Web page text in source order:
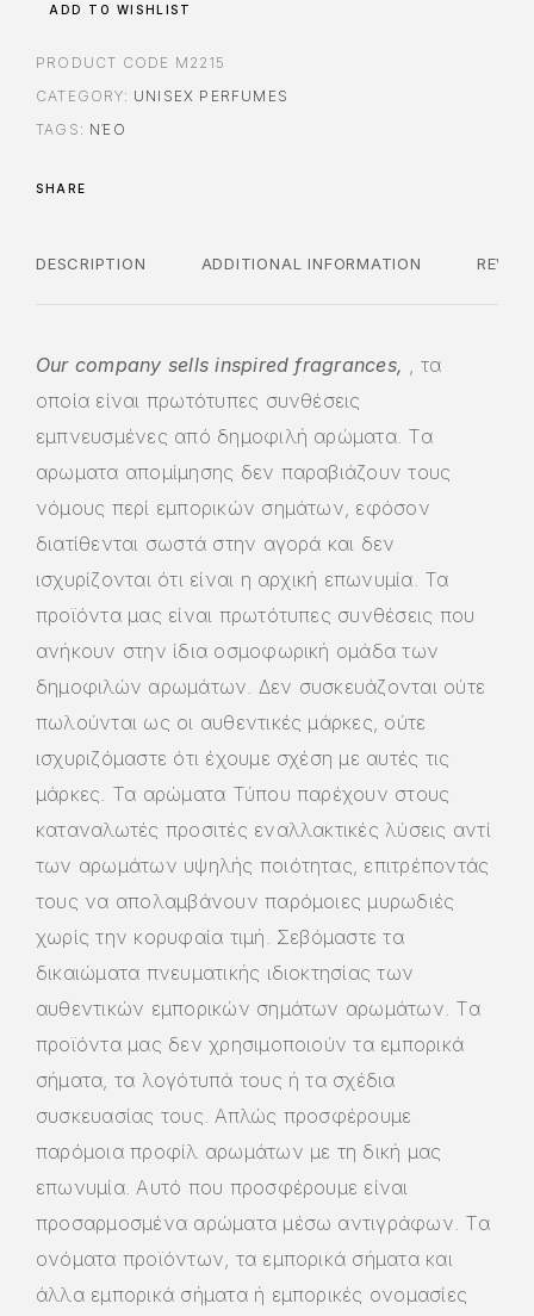
ADD TO WISHLIST
PRODUCT CODE M2215
CATEGORY: UNISEX PERFUMES
TAGS: ΝΈΟ
SHARE
DESCRIPTION ADDITIONAL INFORMATION
Our company sells inspired fragrances,
, τα
οποία είναι πρωτότυπες συνθέσεις
εμπνευσμένες από δημοφιλή αρώματα. Τα
αρωματα απομίμησης δεν παραβιάζουν τους
νόμους περί εμπορικών σημάτων, εφόσον
διατίθενται σωστά στην αγορά και δεν
ισχυρίζονται ότι είναι η αρχική επωνυμία. Τα
προϊόντα μας είναι πρωτότυπες συνθέσεις που
ανήκουν στην ίδια οσμοφωρική ομάδα των
δημοφιλών αρωμάτων. Δεν συσκευάζονται ούτε
πωλούνται ως οι αυθεντικές μάρκες, ούτε
ισχυριζόμαστε ότι έχουμε σχέση με αυτές τις
μάρκες. Τα αρώματα Τύπου παρέχουν στους
καταναλωτές προσιτές εναλλακτικές λύσεις αντί
των αρωμάτων υψηλής ποιότητας, επιτρέποντάς
τους να απολαμβάνουν παρόμοιες μυρωδιές
χωρίς την κορυφαία τιμή. Σεβόμαστε τα
δικαιώματα πνευματικής ιδιοκτησίας των
αυθεντικών εμπορικών σημάτων αρωμάτων. Τα
προϊόντα μας δεν χρησιμοποιούν τα εμπορικά
σήματα, τα λογότυπά τους ή τα σχέδια
συσκευασίας τους. Απλώς προσφέρουμε
παρόμοια προφίλ αρωμάτων με τη δική μας
επωνυμία. Αυτό που προσφέρουμε είναι
προσαρμοσμένα αρώματα μέσω αντιγράφων. Τα
ονόματα προϊόντων, τα εμπορικά σήματα και
άλλα εμπορικά σήματα ή εμπορικές ονομασίες